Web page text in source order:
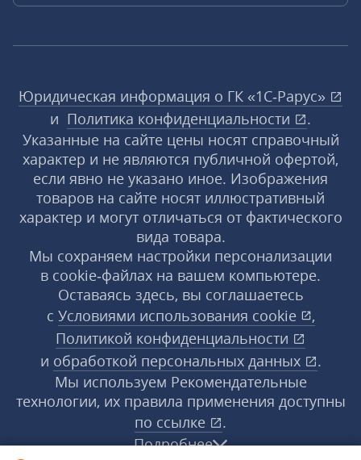
Юридическая информация о ГК «1С‑Рарус»
и Политика конфиденциальности
.
Указанные на сайте цены носят справочный
характер и не являются публичной офертой,
если явно не указано иное. Изображения
товаров на сайте носят иллюстративный
характер и могут отличаться от фактического
вида товара.
Мы сохраняем настройки персонализации
в cookie‑файлах на вашем компьютере.
Оставаясь здесь, вы соглашаетесь
с Условиями использования cookie
,
Политикой конфиденциальности
и обработкой персональных данных
.
Мы используем Рекомендательные
технологии, их правила применения доступны
по ссылке
.
Подробнее